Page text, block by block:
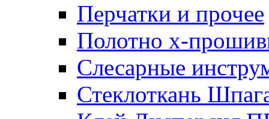
Перчатки и прочее
Полотно х-
Слесарные
Стеклоткань